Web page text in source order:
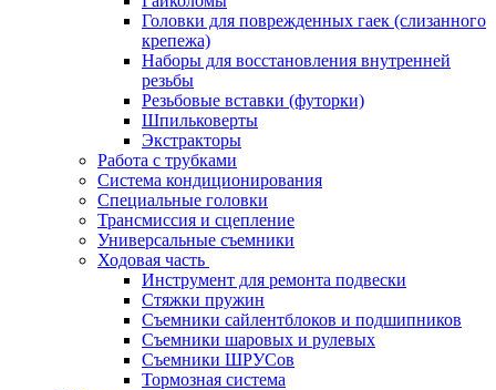
Головки для поврежденных гаек (слизанного
крепежа)
Наборы для восстановления внутренней
резьбы
Резьбовые вставки (футорки)
Шпильковерты
Экстракторы
Работа с трубками
Система кондиционирования
Специальные головки
Трансмиссия и сцепление
Универсальные съемники
Ходовая часть
Инструмент для ремонта подвески
Стяжки пружин
Съемники сайлентблоков и подшипников
Съемники шаровых и рулевых
Съемники ШРУСов
Тормозная система